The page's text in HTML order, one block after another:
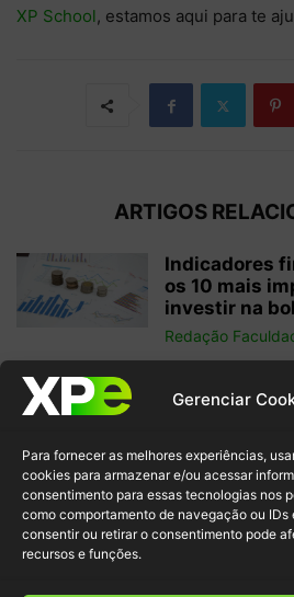
Gerenciar
Para fornecer as melhores experiências,
cookies para armazenar e/ou acessar
consentimento para essas tecnologias nos
como comportamento de navegação ou
consentir ou retirar o consentimento pode
recursos e funções.
XP School, estamos aqui para te
ARTIGOS
Indicadores
os 10 mais
investir na
Redação
Como
swing trade?
Redação
Free float:
desse